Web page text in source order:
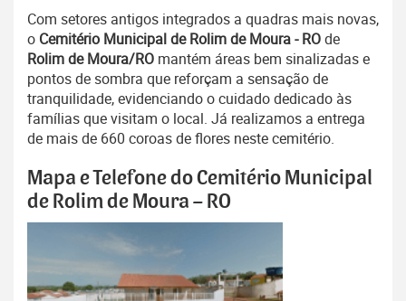
Com setores antigos integrados a quadras mais novas,
o Cemitério Municipal de Rolim de Moura - ROde
Rolim de Moura/RO mantém áreas bem sinalizadas e
pontos de sombra que reforçam a sensação de
tranquilidade, evidenciando o cuidado dedicado às
famílias que visitam o local. Já realizamos a entrega
de mais de 660 coroas de flores neste cemitério.
Mapa e Telefone do Cemitério Municipal
de Rolim de Moura – RO